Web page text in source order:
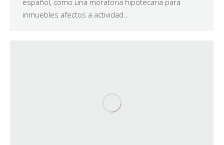
inmuebles afectos a actividad…